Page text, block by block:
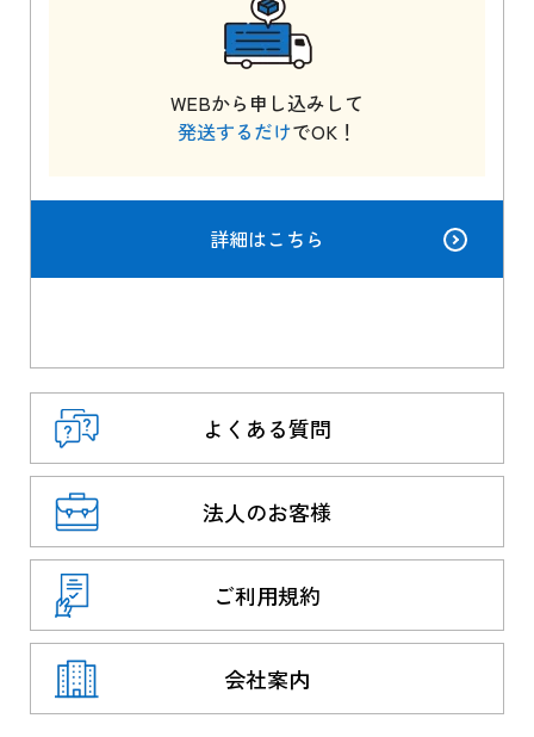
WEBから申し込みして
発送するだけでOK！
詳細はこちら
よくある質問
法人のお客様
ご利用規約
会社案内